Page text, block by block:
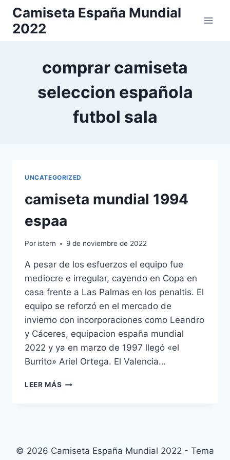
Saltar
contenido
Camiseta España Mundial
2022
comprar camiseta
seleccion española
futbol sala
UNCATEGORIZED
camiseta mundial 1994
espaa
Por istern 9 de noviembre de 2022
A pesar de los esfuerzos el equipo fue
mediocre e irregular, cayendo en Copa en
casa frente a Las Palmas en los penaltis. El
equipo se reforzó en el mercado de
invierno con incorporaciones como Leandro
y Cáceres, equipacion españa mundial
2022 y ya en marzo de 1997 llegó «el
Burrito» Ariel Ortega. El Valencia…
LEER MÁS CAMISETA
© 2026 Camiseta España Mundial 2022 - Tema